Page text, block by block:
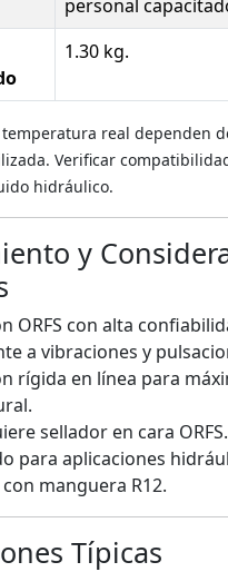
personal
1.30 kg.
real dependen
Verificar
hidráulico.
y
ORFS con alta
a vibraciones y
rígida en línea para
sellador en cara ORFS.
para aplicaciones
manguera R12.
Típicas